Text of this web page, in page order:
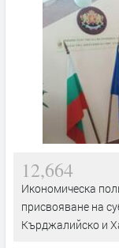
12,664
Икономическа
присвояване на
Кърджалийско и